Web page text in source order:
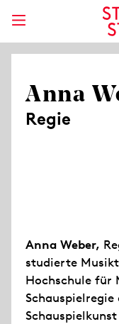
Anna
Regie
Anna Weber,
studierte
Hochschule für